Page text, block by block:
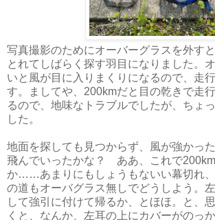
写真撮影のためにオーバーグラスを外す
とれてしばらく探す羽目になりました。
いと風が目に入りまくりになるので、走
す。ましてや、200kmだと目の乾きで走
るので、地味なトラブルでしたが、ちょ
した。
地面を探しても見つからず、風が強かっ
飛んでいったかな？ ああ、これで200km
か……あまりにもしょうもないい幕切れ、
の道もオーバグラス無しでどうしよう。
して強引に付けて帰るか、とほほ。と、
くと、なんか、左耳の上にカバーがのっ